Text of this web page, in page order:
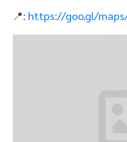
📍: https://goo.gl/